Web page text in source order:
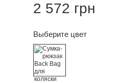
2 572 грн
Выберите цвет